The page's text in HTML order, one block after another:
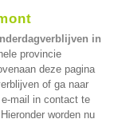
in
provincie
deze pagina
of ga naar
mail in contact te
worden nu